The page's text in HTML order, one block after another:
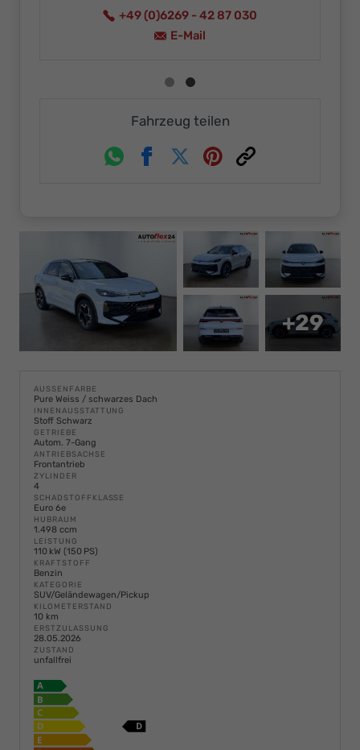
+49 (0)6269 - 42 87 030
E-Mail
Fahrzeug teilen
WhatsappFacebookTwitterPinterest
Link
+29
AUSSENFARBE
Pure Weiss / schwarzes Dach
INNENAUSSTATTUNG
Stoff Schwarz
GETRIEBE
Autom. 7-Gang
ANTRIEBSACHSE
Frontantrieb
ZYLINDER
4
SCHADSTOFFKLASSE
Euro 6e
HUBRAUM
1.498 ccm
LEISTUNG
110 kW (150 PS)
KRAFTSTOFF
Benzin
KATEGORIE
SUV/Geländewagen/Pickup
KILOMETERSTAND
10 km
ERSTZULASSUNG
28.05.2026
ZUSTAND
unfallfrei